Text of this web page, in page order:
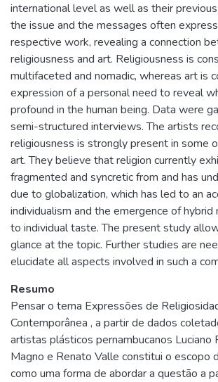
international level as well as their
the issue and the messages often
respective work, revealing a connection
religiousness and art. Religiousness is
multifaceted and nomadic, whereas art is
expression of a personal need to reveal
profound in the human being. Data were
semi-structured interviews. The artists
religiousness is strongly present in some
art. They believe that religion currently
fragmented and syncretic from and has
due to globalization, which has led to an
individualism and the emergence of
to individual taste. The present study
glance at the topic. Further studies are
elucidate all aspects involved in such a
Resumo
Pensar o tema Expressões de
Contemporânea , a partir de dados
artistas plásticos pernambucanos Luciano
Magno e Renato Valle constitui o escopo
como uma forma de abordar a questão a